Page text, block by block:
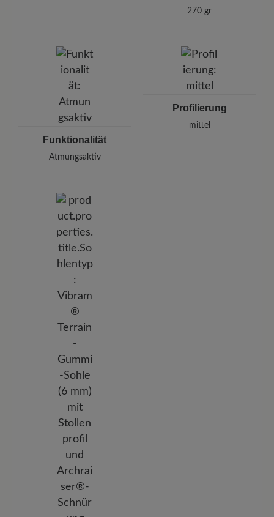
270 gr
Funktionalität
Atmungsaktiv
Profilierung
mittel